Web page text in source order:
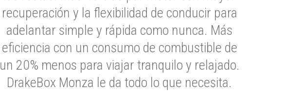
recuperación y la flexibilidad de conducir para
adelantar simple y rápida como nunca. Más
eficiencia con un consumo de combustible de
un 20% menos para viajar tranquilo y relajado.
DrakeBox Monza le da todo lo que necesita.